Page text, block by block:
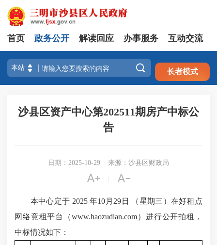
注册 登录
首页 政务公开 解读回应 办事服务 互动交流
 长者模式
沙县区资产中心第202511期房产中标公
告
日期：2025-10-29 来源：沙县区财政局
 
本中心定于 2025 年10月29日 （星期三）在好租点
网络竞租平台（www.haozudian.com）进行公开拍租，
中标情况如下：